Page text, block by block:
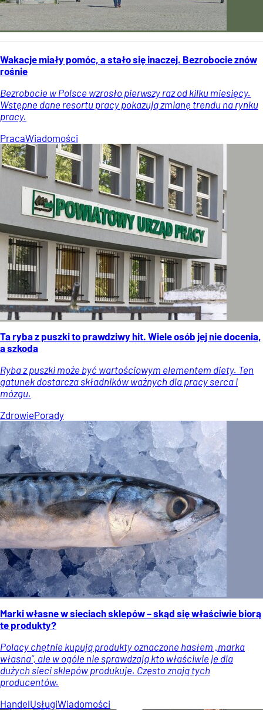
Wakacje miały pomóc, a stało się inaczej. Bezrobocie znów
rośnie
Bezrobocie w Polsce wzrosło pierwszy raz od kilku miesięcy.
Wstępne dane resortu pracy pokazują zmianę trendu na rynku
pracy.
PracaWiadomości
Ta ryba z puszki to prawdziwy hit. Wiele osób jej nie docenia,
a szkoda
Ryba z puszki może być wartościowym elementem diety. Ten
gatunek dostarcza składników ważnych dla pracy serca i
mózgu.
ZdrowiePorady
Marki własne w sieciach sklepów – skąd się właściwie biorą
te produkty?
Polacy chętnie kupują produkty oznaczone hasłem „marka
własna”, ale w ogóle nie sprawdzają kto właściwie je dla
dużych sieci sklepów produkuje. Często znają tych
producentów.
HandelUsługiWiadomości